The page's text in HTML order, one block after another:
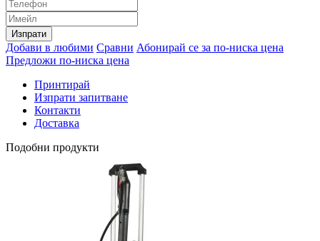
Изпрати
Добави в любими Сравни Абонирай се за по-ниска цена
Предложи по-ниска цена
Принтирай
Изпрати запитване
Контакти
Доставка
Подобни продукти